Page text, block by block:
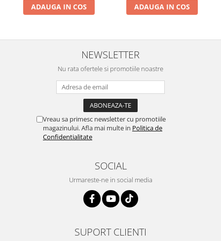
ADAUGA IN COS ADAUGA IN COS
NEWSLETTER
Nu rata ofertele si promotiile noastre
Vreau sa primesc newsletter cu promotiile
magazinului. Afla mai multe in Politica de
Confidentialitate
SOCIAL
Urmareste-ne in social media
SUPORT CLIENTI